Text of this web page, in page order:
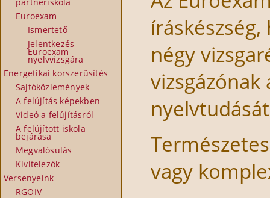
Euroexam
Ismertető
Jelentkezés
Euroexam
nyelvvizsgára
Energetikai korszerűsítés
Sajtóközlemények
A felújítás képekben
Videó a felújításról
A felújított iskola
bejárása
Megvalósulás
Kivitelezők
Versenyeink
RGOIV
négy
vagy